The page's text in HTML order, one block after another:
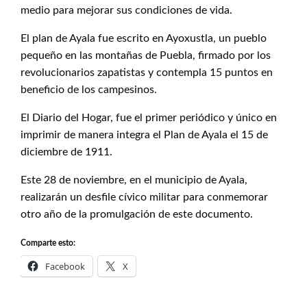
medio para mejorar sus condiciones de vida.
El plan de Ayala fue escrito en Ayoxustla, un pueblo
pequeño en las montañas de Puebla, firmado por los
revolucionarios zapatistas y contempla 15 puntos en
beneficio de los campesinos.
El Diario del Hogar, fue el primer periódico y único en
imprimir de manera integra el Plan de Ayala el 15 de
diciembre de 1911.
Este 28 de noviembre, en el municipio de Ayala,
realizarán un desfile cívico militar para conmemorar
otro año de la promulgación de este documento.
Comparte esto:
Facebook X